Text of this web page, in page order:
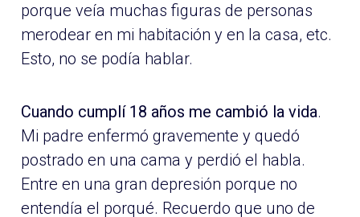
porque veía muchas figuras de personas
merodear en mi habitación y en la casa, etc.
Esto, no se podía hablar.
Cuando cumplí 18 años me cambió la vida.
Mi padre enfermó gravemente y quedó
postrado en una cama y perdió el habla.
Entre en una gran depresión porque no
entendía el porqué. Recuerdo que uno de